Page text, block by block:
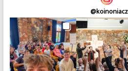
@koinoniacz